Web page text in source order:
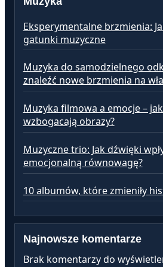
Eksperymentalne brzmienia:
gatunki muzyczne
Muzyka do samodzielnego
znaleźć nowe brzmienia na
Muzyka filmowa a emocje –
wzbogacają obrazy?
Muzyczne trio: Jak dźwięki
emocjonalną równowagę?
10 albumów, które zmieniły
Najnowsze komentarze
Brak komentarzy do